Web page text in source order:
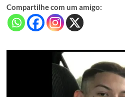
Compartilhe com um amigo: